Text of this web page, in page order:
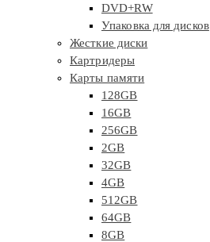
DVD+RW
Упаковка для дисков
Жесткие диски
Картридеры
Карты памяти
128GB
16GB
256GB
2GB
32GB
4GB
512GB
64GB
8GB